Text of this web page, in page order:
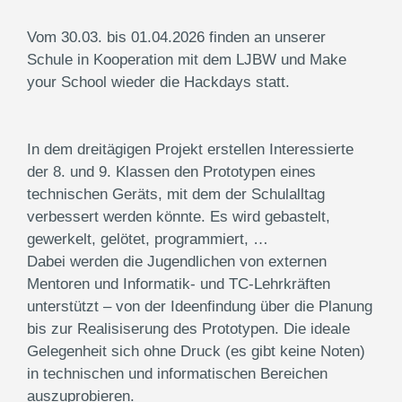
Vom 30.03. bis 01.04.2026 finden an unserer
Schule in Kooperation mit dem LJBW und Make
your School wieder die Hackdays statt.
In dem dreitägigen Projekt erstellen Interessierte
der 8. und 9. Klassen den Prototypen eines
technischen Geräts, mit dem der Schulalltag
verbessert werden könnte. Es wird gebastelt,
gewerkelt, gelötet, programmiert, …
Dabei werden die Jugendlichen von externen
Mentoren und Informatik- und TC-Lehrkräften
unterstützt – von der Ideenfindung über die Planung
bis zur Realisiserung des Prototypen. Die ideale
Gelegenheit sich ohne Druck (es gibt keine Noten)
in technischen und informatischen Bereichen
auszuprobieren.